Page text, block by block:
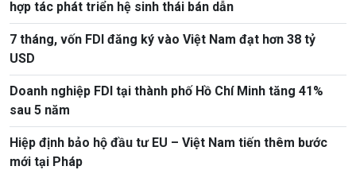
hợp tác phát triển hệ sinh thái bán dẫn
7 tháng, vốn FDI đăng ký vào Việt Nam đạt hơn 38 tỷ
USD
Doanh nghiệp FDI tại thành phố Hồ Chí Minh tăng 41%
sau 5 năm
Hiệp định bảo hộ đầu tư EU – Việt Nam tiến thêm bước
mới tại Pháp